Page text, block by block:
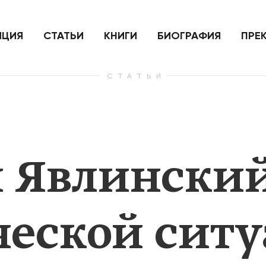
нанесенный по самим себе
СТАТЬИ КНИГИ БИОГРАФИЯ
СТАТЬИ